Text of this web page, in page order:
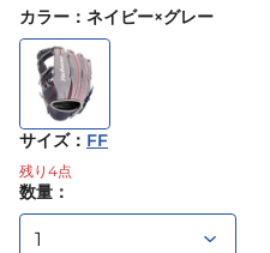
カラー ： ネイビー×グレー
サイズ： FF
残り 4点
数量：